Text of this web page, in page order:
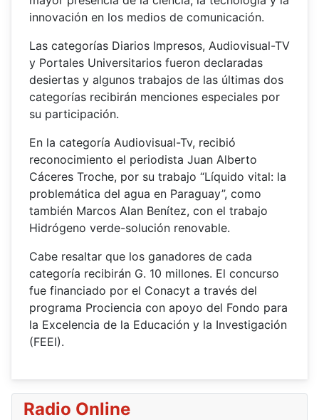
innovación en los medios de comunicación.
Las categorías Diarios Impresos, Audiovisual-TV
y Portales Universitarios fueron declaradas
desiertas y algunos trabajos de las últimas dos
categorías recibirán menciones especiales por
su participación.
En la categoría Audiovisual-Tv, recibió
reconocimiento el periodista Juan Alberto
Cáceres Troche, por su trabajo “Líquido vital: la
problemática del agua en Paraguay”, como
también Marcos Alan Benítez, con el trabajo
Hidrógeno verde-solución renovable.
Cabe resaltar que los ganadores de cada
categoría recibirán G. 10 millones. El concurso
fue financiado por el Conacyt a través del
programa Prociencia con apoyo del Fondo para
la Excelencia de la Educación y la Investigación
(FEEI).
Radio Online